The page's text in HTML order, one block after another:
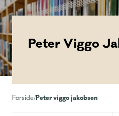
Peter Viggo
Forside/Peter viggo jakobsen